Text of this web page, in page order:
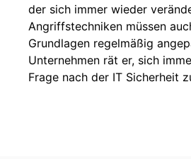
der sich immer wieder
Angriffstechniken müssen
Grundlagen regelmäßig
Unternehmen rät er, sich
Frage nach der IT Sicherheit